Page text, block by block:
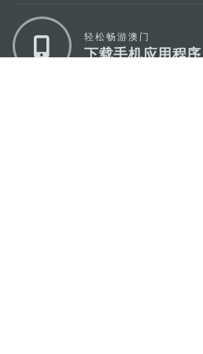
轻松畅游澳门
下载手机应用程序